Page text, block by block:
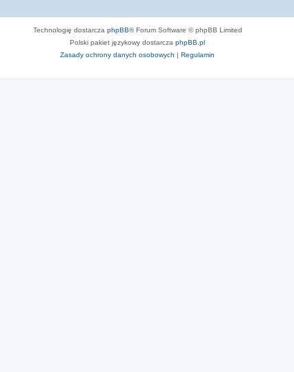
Technologię dostarcza phpBB® Forum Software © phpBB Limited
Polski pakiet językowy dostarcza phpBB.pl
Zasady ochrony danych osobowych
Regulamin